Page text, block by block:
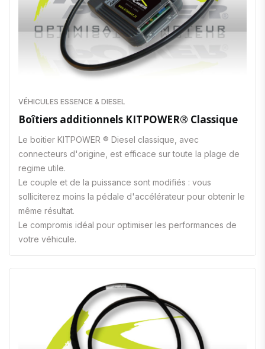
VÉHICULES ESSENCE & DIESEL
Boîtiers additionnels KITPOWER® Classique
Le boitier KITPOWER ® Diesel classique, avec
connecteurs d'origine, est efficace sur toute la plage de
regime utile.
Le couple et de la puissance sont modifiés : vous
solliciterez moins la pédale d'accélérateur pour obtenir le
même résultat.
Le compromis idéal pour optimiser les performances de
votre véhicule.